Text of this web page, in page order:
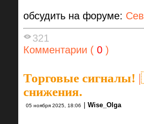
обсудить на форуме:
321
Комментарии ( 0 )
Торговые сигналы! |
снижения.
05 ноября 2025, 18:06 Wise_Olga